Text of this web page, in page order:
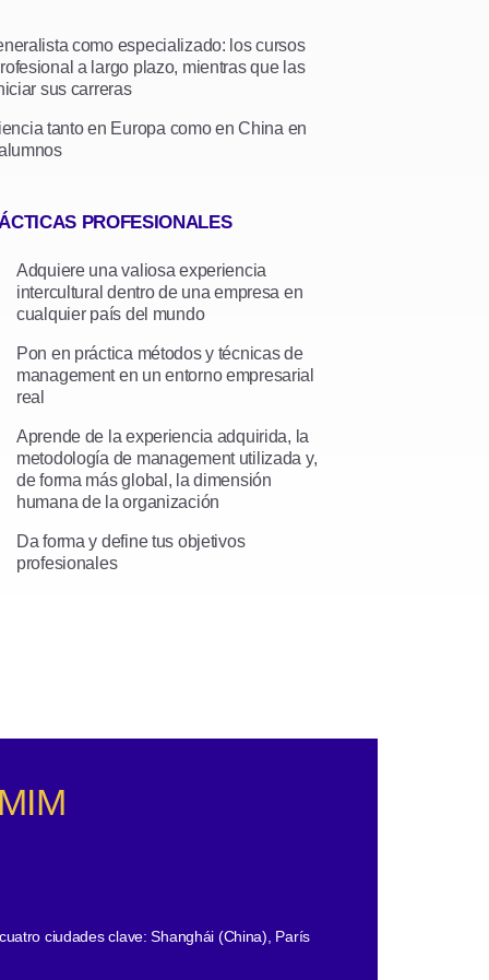
como especializado: los cursos
a largo plazo, mientras que las
sus carreras
tanto en Europa como en China en
PROFESIONALES
Adquiere una valiosa experiencia
intercultural dentro de una empresa en
cualquier país del mundo
Pon en práctica métodos y técnicas de
management en un entorno empresarial
real
Aprende de la experiencia adquirida, la
metodología de management utilizada y,
de forma más global, la dimensión
humana de la organización
Da forma y define tus objetivos
profesionales
ciudades clave: Shanghái (China), París